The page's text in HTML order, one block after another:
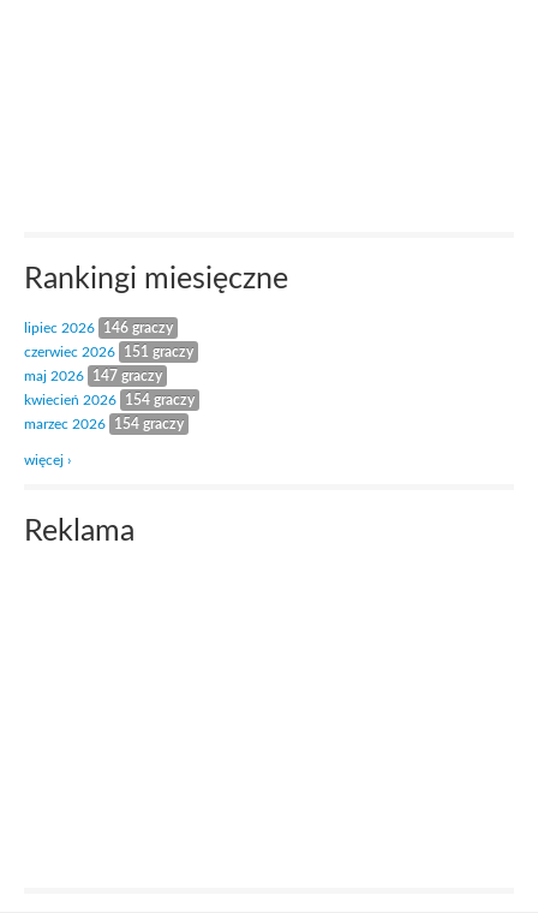
Rankingi miesięczne
lipiec 2026
146 graczy
czerwiec 2026
151 graczy
maj 2026
147 graczy
kwiecień 2026
154 graczy
marzec 2026
154 graczy
więcej ›
Reklama